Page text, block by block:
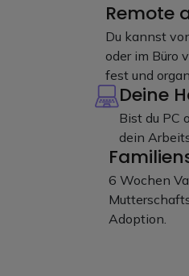
Remote
Du kannst
oder im Büro
fest und
Deine
Bist du PC
dein
6 Wochen
Adoption.